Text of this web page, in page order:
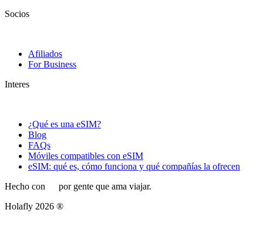
Socios
Afiliados
For Business
Interes
¿Qué es una eSIM?
Blog
FAQs
Móviles compatibles con eSIM
eSIM: qué es, cómo funciona y qué compañías la ofrecen
Hecho con
por gente que ama viajar.
Holafly 2026 ®